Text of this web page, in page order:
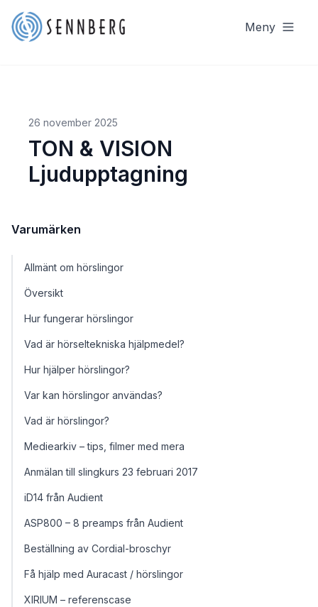
Meny
26 november 2025
TON & VISION
Ljudupptagning
Varumärken
Allmänt om hörslingor
Översikt
Hur fungerar hörslingor
Vad är hörseltekniska hjälpmedel?
Hur hjälper hörslingor?
Var kan hörslingor användas?
Vad är hörslingor?
Mediearkiv – tips, filmer med mera
Anmälan till slingkurs 23 februari 2017
iD14 från Audient
ASP800 – 8 preamps från Audient
Beställning av Cordial-broschyr
Få hjälp med Auracast / hörslingor
XIRIUM – referenscase